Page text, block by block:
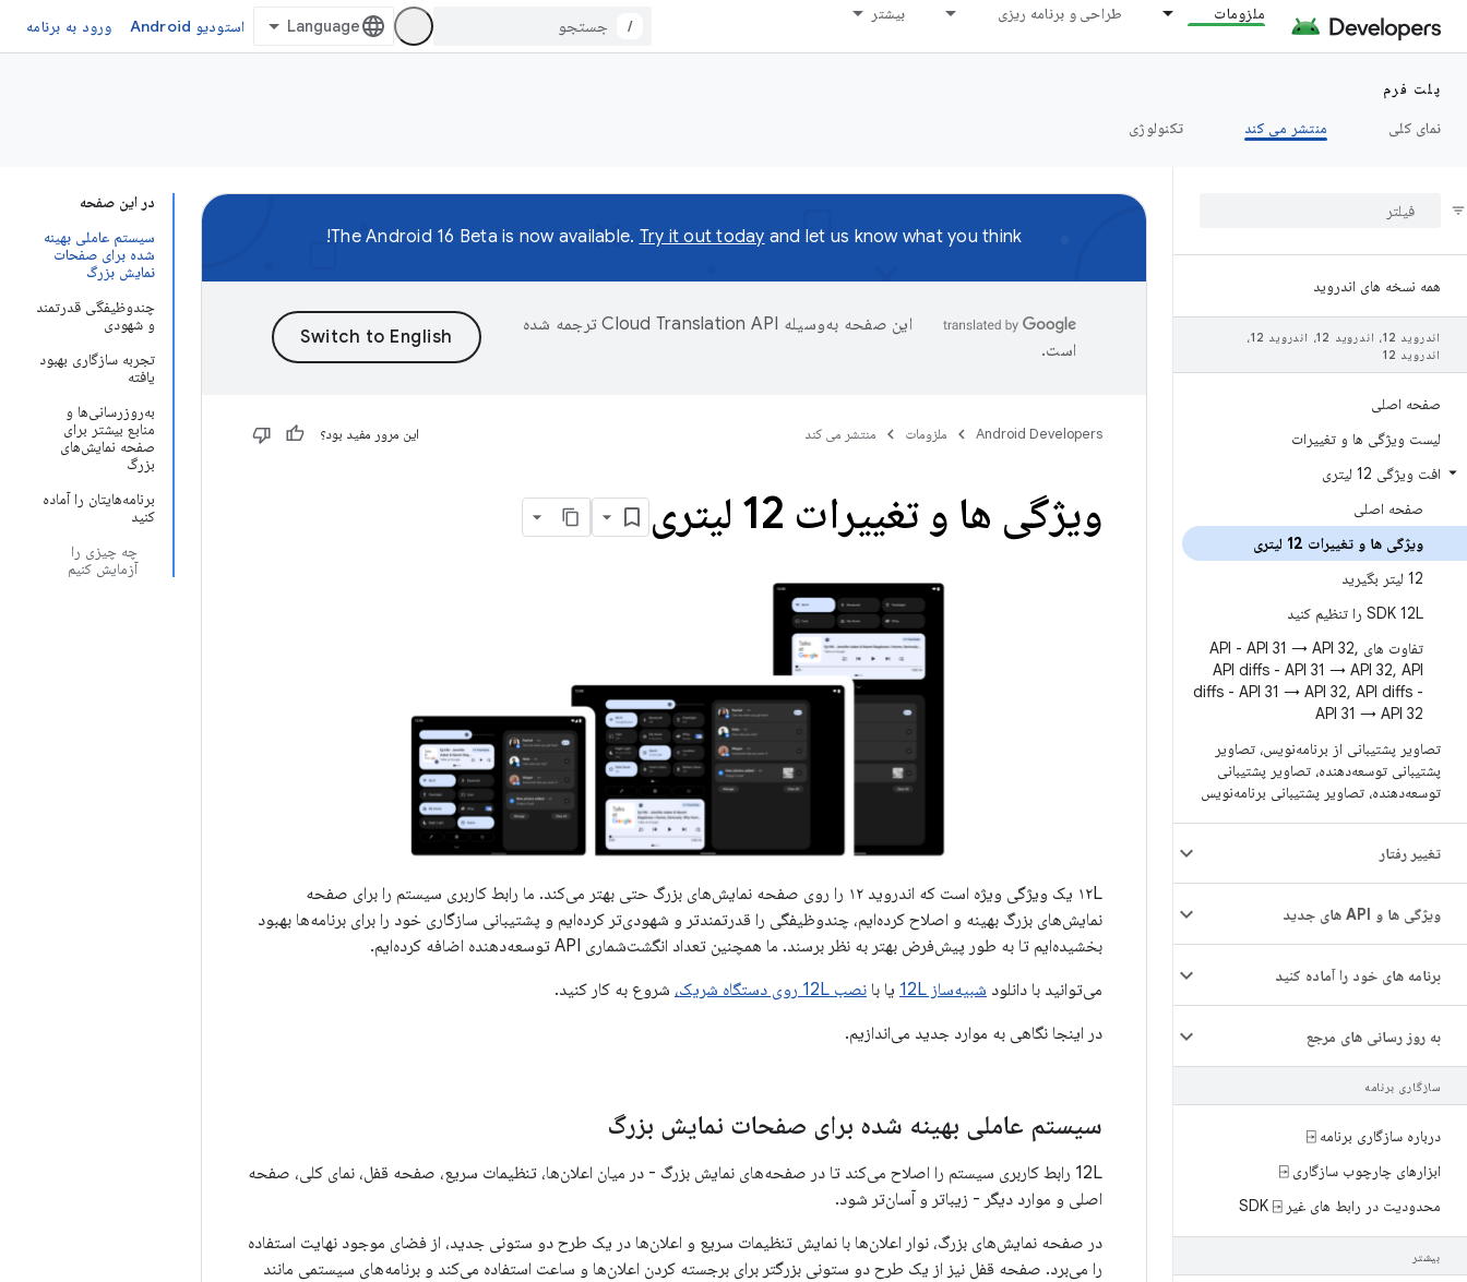
ملزومات طراحی و برنامه ریزی بیشتر
/ استودیو Android ورود به برنامه
پلت فرم
نمای کلی
منتشر می کند تکنولوژی
همه نسخه های اندروید
اندروید 12، اندروید 12، اندروید 12،
اندروید 12
صفحه اصلی
لیست ویژگی ها و تغییرات
افت ویژگی 12 لیتری
صفحه اصلی
ویژگی ها و تغییرات 12 لیتری
12 لیتر بگیرید
SDK 12L را تنظیم کنید
تفاوت های API - API 31 → API 32 ,
API diffs - API 31 → API 32, API
diffs - API 31 → API 32, API diffs -
API 31 → API 32
تصاویر پشتیبانی از برنامه‌نویس، تصاویر
پشتیبانی توسعه‌دهنده، تصاویر پشتیبانی
توسعه‌دهنده، تصاویر پشتیبانی برنامه‌نویس
تغییر رفتار
ویژگی ها و API های جدید
برنامه های خود را آماده کنید
به روز رسانی های مرجع
سازگاری برنامه
درباره سازگاری برنامه ⍈
ابزارهای چارچوب سازگاری ⍈
محدودیت در رابط های غیر SDK ⍈
بیشتر
در این صفحه
سیستم عاملی بهینه
شده برای صفحات
نمایش بزرگ
چندوظیفگی قدرتمند
و شهودی
تجربه سازگاری بهبود
یافته
به‌روزرسانی‌ها و
منابع بیشتر برای
صفحه نمایش‌های
بزرگ
برنامه‌هایتان را آماده
کنید
چه چیزی را
آزمایش کنیم
The Android 16 Beta is now available. Try it out today and let us know what you think!
این صفحه به‌وسیله
ترجمه شده
است.
Android Developers ملزومات منتشر می کند این مرور مفید بود؟
ویژگی ها و تغییرات 12 لیتری
۱۲L یک ویژگی ویژه است که اندروید ۱۲ را روی صفحه نمایش‌های بزرگ حتی بهتر می‌کند. ما رابط کاربری سیستم را برای صفحه
نمایش‌های بزرگ بهینه و اصلاح کرده‌ایم، چندوظیفگی را قدرتمندتر و شهودی‌تر کرده‌ایم و پشتیبانی سازگاری خود را برای برنامه‌ها بهبود
بخشیده‌ایم تا به طور پیش‌فرض بهتر به نظر برسند. ما همچنین تعداد انگشت‌شماری API توسعه‌دهنده اضافه کرده‌ایم.
می‌توانید با دانلود شبیه‌ساز 12L یا با نصب 12L روی دستگاه شریک،
شروع به کار کنید.
در اینجا نگاهی به موارد جدید می‌اندازیم.
سیستم عاملی بهینه شده برای صفحات نمایش بزرگ
12L رابط کاربری سیستم را اصلاح می‌کند تا در صفحه‌های نمایش بزرگ - در میان اعلان‌ها، تنظیمات سریع، صفحه قفل، نمای کلی، صفحه
اصلی و موارد دیگر - زیباتر و آسان‌تر شود.
در صفحه نمایش‌های بزرگ، نوار اعلان‌ها با نمایش تنظیمات سریع و اعلان‌ها در یک طرح دو ستونی جدید، از فضای موجود نهایت استفاده
را می‌برد. صفحه قفل نیز از یک طرح دو ستونی بزرگتر برای برجسته کردن اعلان‌ها و ساعت استفاده می‌کند و برنامه‌های سیستمی مانند